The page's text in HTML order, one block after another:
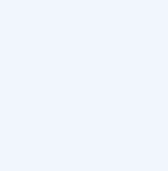
DA INFORMAÇÃO